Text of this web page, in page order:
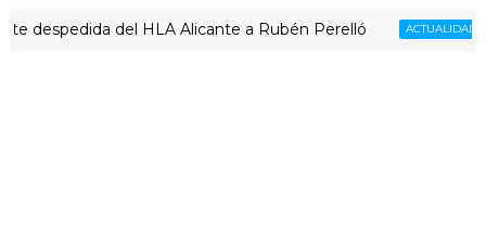
del HLA Alicante a Rubén Perelló ACTUALIDAD